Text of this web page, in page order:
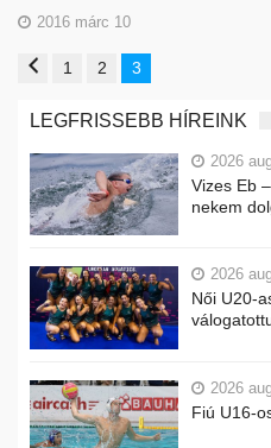
2016 márc 10
1 2 3
LEGFRISSEBB HÍREINK
2026
Vizes Eb
nekem
2026
Női U20-
2026
Fiú U16-